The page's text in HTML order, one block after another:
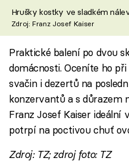
Hrušky kostky ve sladkém
Zdroj: Franz Josef Kaiser
Praktické balení po dvou
domácnosti. Oceníte ho
svačin i dezertů na
konzervantů a s důrazem
Franz Josef Kaiser ideální
potrpí na poctivou chuť
Zdroj: TZ; zdroj foto: TZ